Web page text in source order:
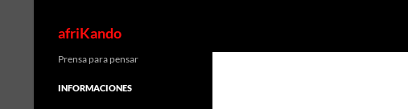
afriKando
Prensa para pensar
INFORMACIONES